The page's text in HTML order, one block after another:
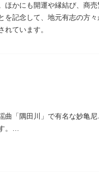
かにも開運や縁結び、商売
を咲かせ人々を和ませます
も年間を通して行われてい
記念して、地元有志の方
ています。
「隅田川」で有名な妙亀
十二日孝子敬白」と刻まれ